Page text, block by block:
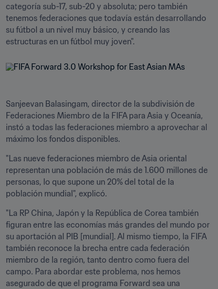
categoría sub-17, sub-20 y absoluta; pero también
tenemos federaciones que todavía están desarrollando
su fútbol a un nivel muy básico, y creando las
estructuras en un fútbol muy joven".
Sanjeevan Balasingam, director de la subdivisión de
Federaciones Miembro de la FIFA para Asia y Oceanía,
instó a todas las federaciones miembro a aprovechar al
máximo los fondos disponibles.
"Las nueve federaciones miembro de Asia oriental
representan una población de más de 1.600 millones de
personas, lo que supone un 20% del total de la
población mundial", explicó.
"La RP China, Japón y la República de Corea también
figuran entre las economías más grandes del mundo por
su aportación al PIB [mundial]. Al mismo tiempo, la FIFA
también reconoce la brecha entre cada federación
miembro de la región, tanto dentro como fuera del
campo. Para abordar este problema, nos hemos
asegurado de que el programa Forward sea una